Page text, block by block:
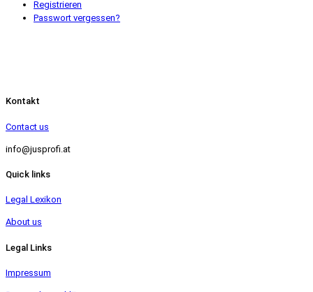
Registrieren
Passwort vergessen?
Kontakt
Contact us
info@jusprofi.at
Quick links
Legal Lexikon
About us
Legal Links
Impressum